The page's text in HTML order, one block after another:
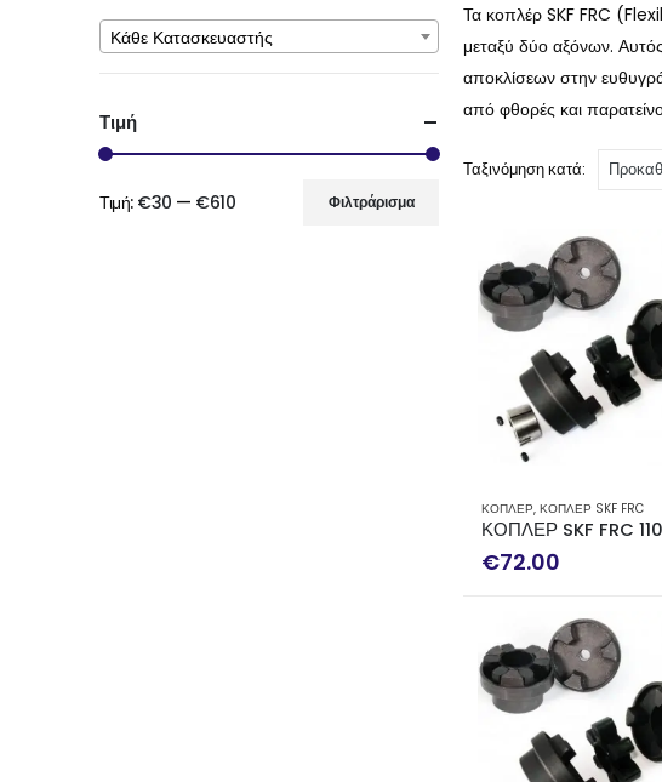
Τα κοπλέρ SKF FRC
μεταξύ δύο αξόνων.
αποκλίσεων στην
από φθορές και
Ταξινόμηση κατά:
ΚΟΠΛΕΡ, ΚΟΠΛΕΡ SKF FRC
ΚΟΠΛΕΡ SKF FRC
€72.00
Κάθε Κατασκευαστής
Τιμή
Ελάχιστη
Μέγιστη
Φιλτράρισμα
Τιμή: €30 — €610